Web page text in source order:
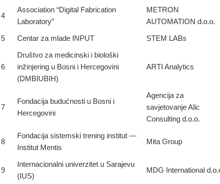
4
Association “Digital Fabrication
Laboratory”
METRON
AUTOMATION d.o.o.
5
Centar za mlade INPUT STEM LABs
6
Društvo za medicinski i biološki
inžinjering u Bosni i Hercegovini
(DMBIUBIH)
ARTI Analytics
7
Fondacija budućnosti u Bosni i
Hercegovini
Agencija za
savjetovanje Alic
Consulting d.o.o.
8
Fondacija sistemski trening institut —
Institut Mentis
Mita Group
9
Internacionalni univerzitet u Sarajevu
(IUS)
MDG International